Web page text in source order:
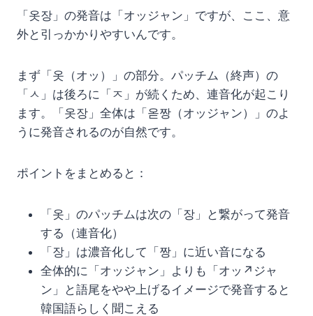
「옷장」の発音は「オッジャン」ですが、ここ、意
外と引っかかりやすいんです。
まず「옷（オッ）」の部分。パッチム（終声）の
「ㅅ」は後ろに「ㅈ」が続くため、連音化が起こり
ます。「옷장」全体は「옫짱（オッジャン）」のよ
うに発音されるのが自然です。
ポイントをまとめると：
「옷」のパッチムは次の「장」と繋がって発音
する（連音化）
「장」は濃音化して「짱」に近い音になる
全体的に「オッジャン」よりも「オッ↗ジャ
ン」と語尾をやや上げるイメージで発音すると
韓国語らしく聞こえる